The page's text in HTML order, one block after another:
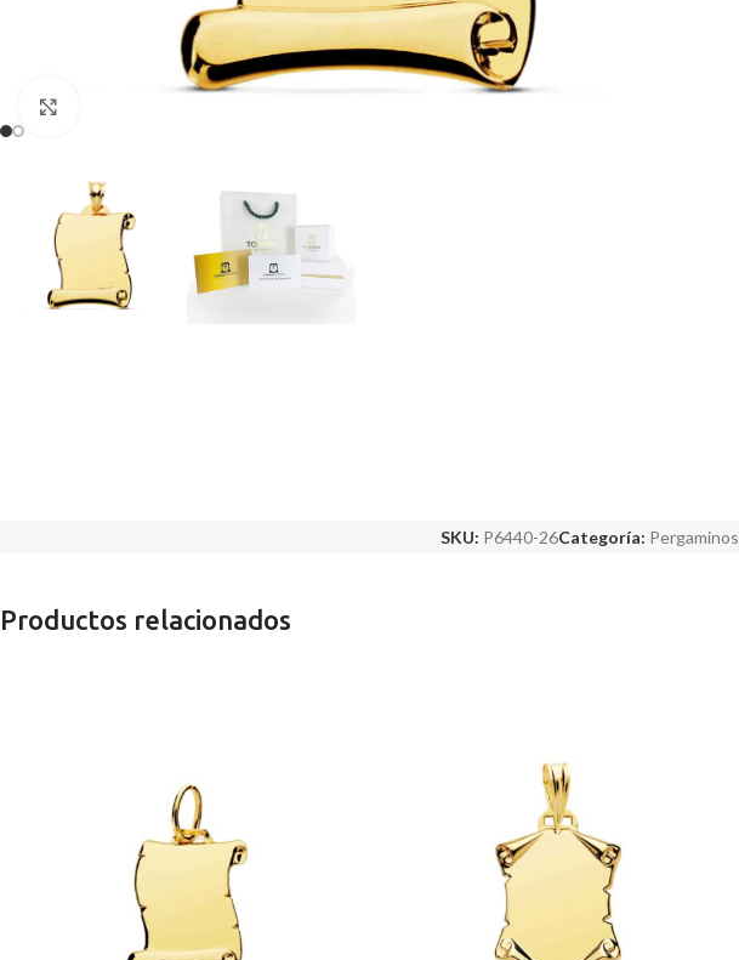
SKU: P6440-26Categoría: Pergaminos
Productos relacionados